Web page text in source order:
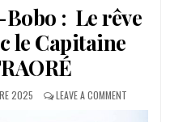
: Le rêve
le Capitaine
2025 LEAVE A COMMENTON